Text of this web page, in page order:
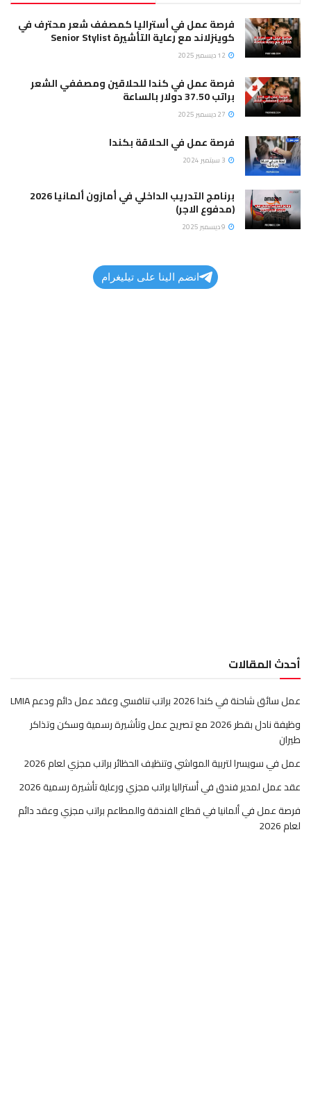
فرصة عمل في أستراليا كمصفف شعر محترف في
كوينزلاند مع رعاية التأشيرة Senior Stylist
فرصة عمل في كندا للحلاقين ومصففي الشعر
براتب 37.50 دولار بالساعة
فرصة عمل في الحلاقة بكندا
برنامج التدريب الداخلي في أمازون ألمانيا 2026
(مدفوع الاجر)
انضم الينا على تيليغرام
أحدث المقالات
عمل سائق شاحنة في كندا 2026 براتب تنافسي وعقد عمل دائم ودعم LMIA
وظيفة نادل بقطر 2026 مع تصريح عمل وتأشيرة رسمية وسكن وتذاكر
طيران
عمل في سويسرا لتربية المواشي وتنظيف الحظائر براتب مجزي لعام 2026
عقد عمل لمدير فندق في أستراليا براتب مجزي ورعاية تأشيرة رسمية 2026
فرصة عمل في ألمانيا في قطاع الفندقة والمطاعم براتب مجزي وعقد دائم
لعام 2026